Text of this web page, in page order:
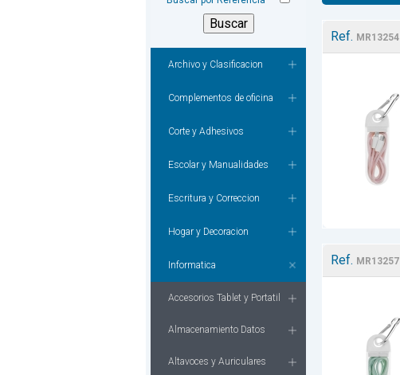
Archivo y Clasificacion
Complementos de oficina
Corte y Adhesivos
Escolar y Manualidades
Escritura y Correccion
Hogar y Decoracion
Informatica
Accesorios Tablet y Portatil
Almacenamiento Datos
Altavoces y Auriculares
Ref. MR13254
Ref. MR13257